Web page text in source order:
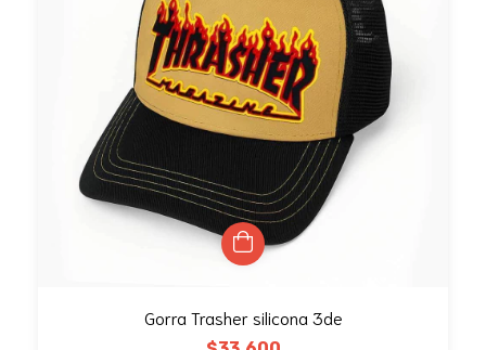
Gorra Trasher silicona 3de